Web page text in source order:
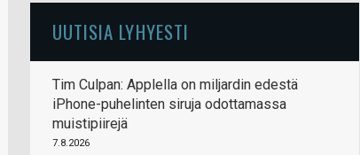
UUTISIA LYHYESTI
Tim Culpan: Applella on miljardin edestä
iPhone-puhelinten siruja odottamassa
muistipiirejä
7.8.2026